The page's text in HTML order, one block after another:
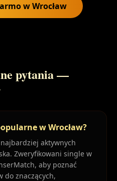
w Wrocław
pytania —
w Wrocław?
aktywnych
Zweryfikowani single w
aby poznać
do znaczących,